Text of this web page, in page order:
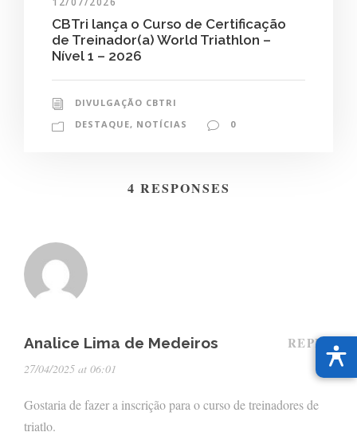
CBTri lança o Curso de Certificação
de Treinador(a) World Triathlon –
Nível 1 – 2026
DIVULGAÇÃO CBTRI
DESTAQUE, NOTÍCIAS 0
4 RESPONSES
Analice Lima de Medeiros
27/04/2025 at 06:01
REPLY
Gostaria de fazer a inscrição para o curso de treinadores de
triatlo.